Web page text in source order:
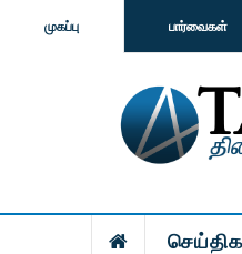
முகப்பு பார்வைகள்